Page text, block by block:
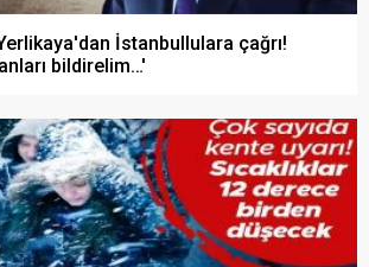
İstanbullulara çağrı!
bildirelim…'